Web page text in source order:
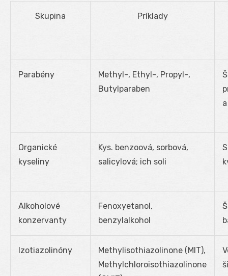
Skupina Príklady
Parabény
Methyl-, Ethyl-, Propyl-,
Butylparaben
Organické
kyseliny
Kys. benzoová, sorbová,
salicylová; ich soli
Alkoholové
konzervanty
Fenoxyetanol,
benzylalkohol
Izotiazolinóny
Methylisothiazolinone (MIT),
Methylchloroisothiazolinone